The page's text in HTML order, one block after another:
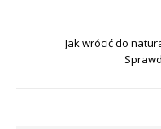
Jak wrócić do